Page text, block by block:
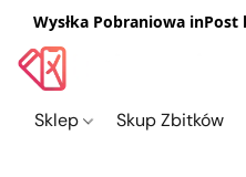
Wysłka Pobraniowa
Sklep Skup Zbitków